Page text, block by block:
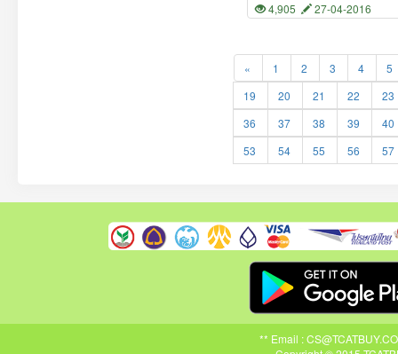
4,905 27-04-2016
« 1 2 3 4
5
19
20 21 22
23
36
37 38 39
40
53
54 55 56 57
** Email :